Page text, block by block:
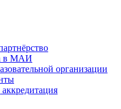
в МАИ
организации